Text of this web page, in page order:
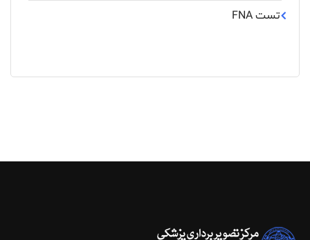
تست FNA